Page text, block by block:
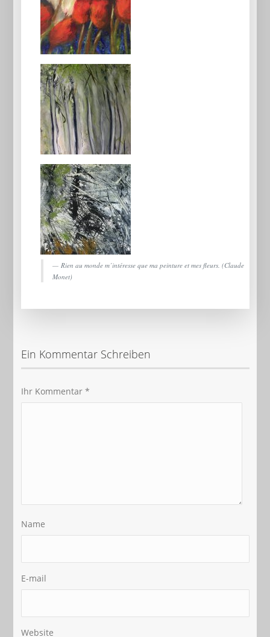
Rien au monde m´intéresse que ma peinture et mes fleurs. (Claude
Monet)
Ein Kommentar Schreiben
Ihr Kommentar *
Name
E-mail
Website